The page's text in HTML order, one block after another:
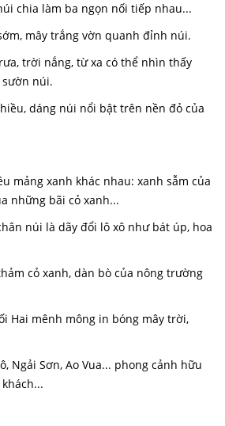
ba ngọn nối tiếp nhau...
trắng vờn quanh đỉnh núi.
từ xa có thể nhìn thấy
núi.
núi nổi bật trên nền đỏ của
xanh khác nhau: xanh sẫm của
những bãi cỏ xanh...
dãy đổi lô xô như bát úp, hoa
dàn bò của nông trường
mông in bóng mây trời,
Ngải Sơn, Ao Vua... phong cảnh hữu